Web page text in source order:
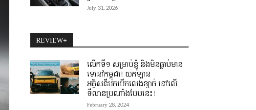
July 31, 2026
REVIEW+
លើកទី១ សម្រាប់ខ្ញុំ និងមិនធ្លាប់មាន
ទេនៅកម្ពុជា! យកឡាន
អគ្គិសនីមកបើកលេងខ្សាច់ នៅលើ
ទីលានប្រណាំងបែបនេះ!
February 28, 2024